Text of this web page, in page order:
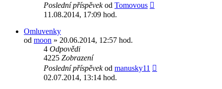
Poslední příspěvekod Tomovous
11.08.2014, 17:09 hod.
Omluvenky
od moon » 20.06.2014, 12:57 hod.
4 Odpovědi
4225 Zobrazení
Poslední příspěvekod manusky11
02.07.2014, 13:14 hod.